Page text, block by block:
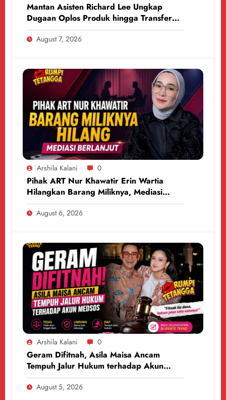
Mantan Asisten Richard Lee Ungkap
Dugaan Oplos Produk hingga Transfer
Uang
August 7, 2026
Arshila Kalani 0
Pihak ART Nur Khawatir Erin Wartia
Hilangkan Barang Miliknya, Mediasi
Berlanjut
August 6, 2026
Arshila Kalani 0
Geram Difitnah, Asila Maisa Ancam
Tempuh Jalur Hukum terhadap Akun
Medsos
August 5, 2026